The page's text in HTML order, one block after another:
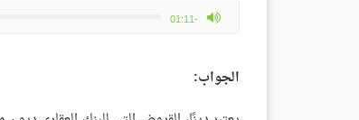
-01:11
max volume
الجواب: